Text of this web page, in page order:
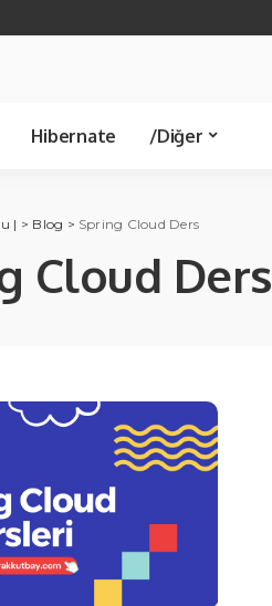
Hibernate /Diğer
| > Blog > Spring Cloud Ders
Cloud Ders